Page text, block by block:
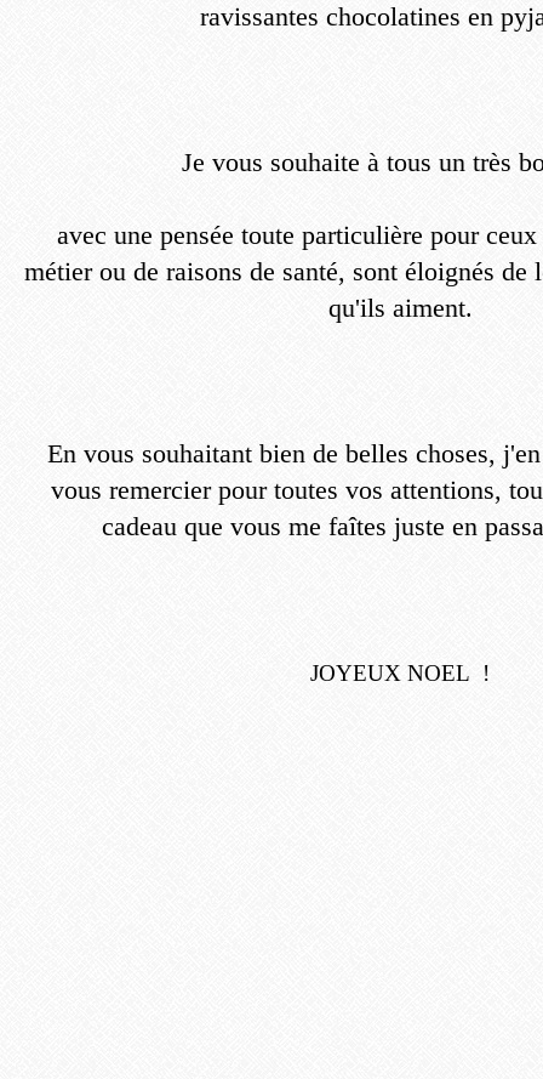
ravissantes chocolatines en
Je vous souhaite à tous un très
avec une pensée toute particulière pour
métier ou de raisons de santé, sont éloignés
qu'ils aiment.
En vous souhaitant bien de belles choses,
vous remercier pour toutes vos attentions,
cadeau que vous me faîtes juste en
JOYEUX NOEL !